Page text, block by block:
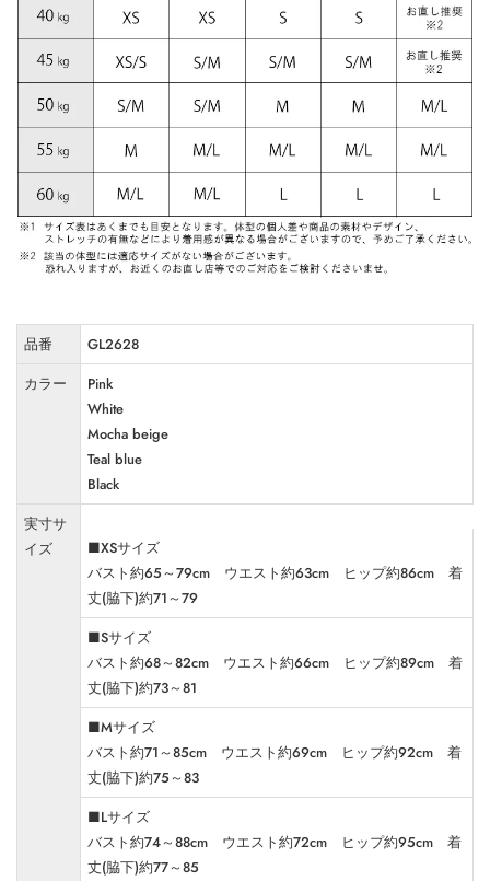
品番
GL2628
カラー
Pink
White
Mocha beige
Teal blue
Black
実寸サ
イズ
■XSサイズ
バスト約65～79cm ウエスト約63cm ヒップ約86cm 着
丈(脇下)約71～79
■Sサイズ
バスト約68～82cm ウエスト約66cm ヒップ約89cm 着
丈(脇下)約73～81
■Mサイズ
バスト約71～85cm ウエスト約69cm ヒップ約92cm 着
丈(脇下)約75～83
■Lサイズ
バスト約74～88cm ウエスト約72cm ヒップ約95cm 着
丈(脇下)約77～85